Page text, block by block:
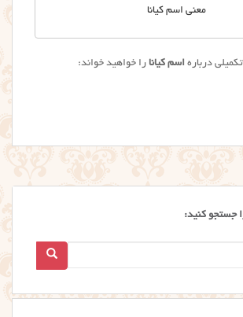
معنی اسم کیانا
درباره اسم کیانا را خواهید خواند:
جستجو کنید: